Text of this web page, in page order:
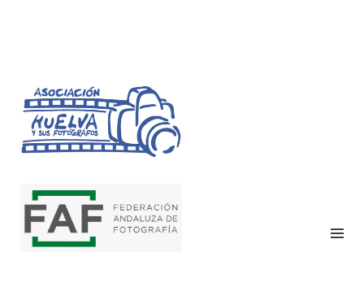
HUELVA Y SUS
FOTÓGRAFOS